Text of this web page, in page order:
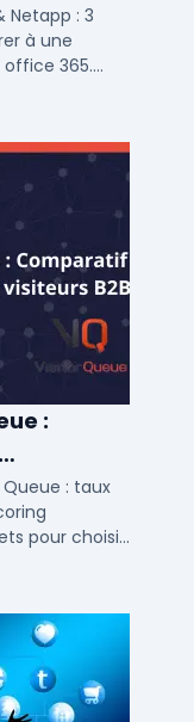
: 3
à une
365.
:
: taux
pour choisir
en PME et